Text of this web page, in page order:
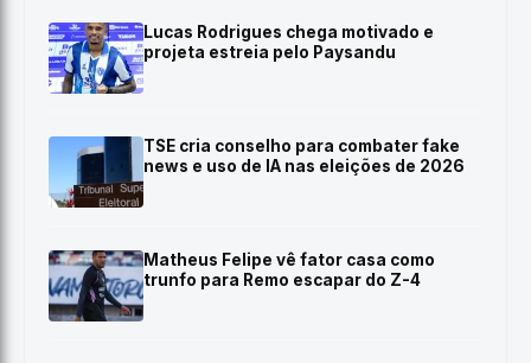
Lucas Rodrigues chega motivado e
projeta estreia pelo Paysandu
TSE cria conselho para combater fake
news e uso de IA nas eleições de 2026
Matheus Felipe vê fator casa como
trunfo para Remo escapar do Z-4